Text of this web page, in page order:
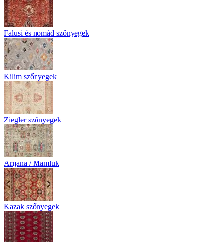
Falusi és nomád szőnyegek
Kilim szőnyegek
Ziegler szőnyegek
Arijana / Mamluk
Kazak szőnyegek